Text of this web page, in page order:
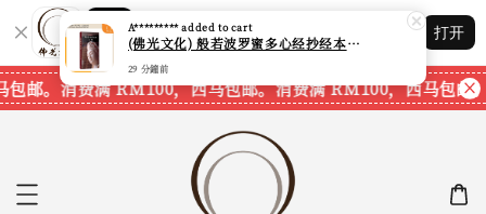
Shopping: 追踪您的订单
您信赖的商店
打开
邮。 消费满 RM100，西马包邮。消费满 RM100，西马包邮。
A*********added to cart
(佛光文化) 般若波罗蜜多心经抄经本 Prajna Paramita Heart Sutra (30pcs/pack) 现货速发
29 分鐘前